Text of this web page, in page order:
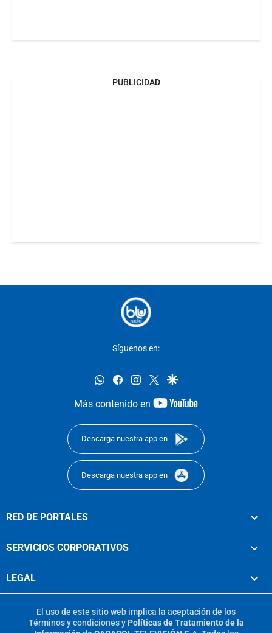
PUBLICIDAD
Síguenos en:
whatsappfacebookinstagram
twittergoogle
Más contenido en
youtube-
Descarga nuestra app en
Descarga nuestra app en
RED DE PORTALES
SERVICIOS CORPORATIVOS
LEGAL
El uso de este sitio web implica la aceptación de los
Términos y condicionesy Políticas de Tratamiento de la